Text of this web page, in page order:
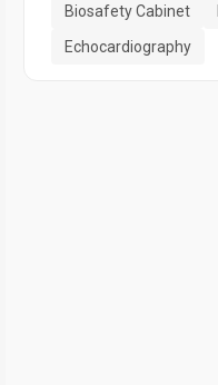
Biosafety Cabinet
Echocardiography